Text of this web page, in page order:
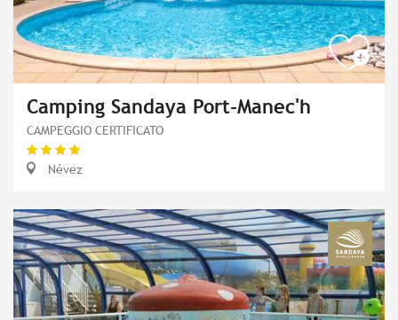
Camping Sandaya Port-Manec'h
CAMPEGGIO CERTIFICATO
Névez